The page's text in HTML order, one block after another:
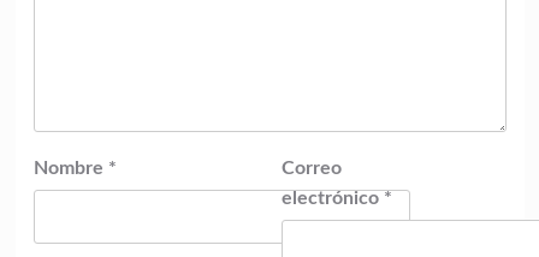
Nombre *
Correo
electrónico *